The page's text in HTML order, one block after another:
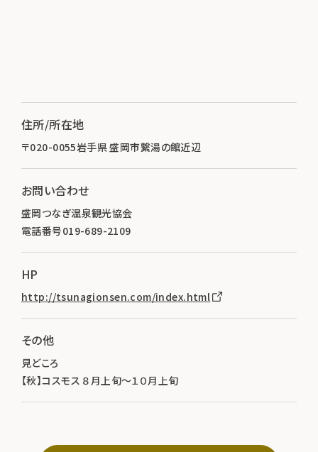
住所/所在地
〒020-0055岩手県 盛岡市繋湯の館近辺
お問い合わせ
盛岡つなぎ温泉観光協会
電話番号019-689-2109
HP
http://tsunagionsen.com/index.html
その他
見どころ
【秋】コスモス ８月上旬～１０月上旬